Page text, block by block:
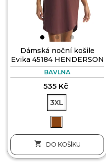
Dámská noční košile
Evika 45184 HENDERSON
BAVLNA
535 Kč
3XL
 DO KOŠÍKU